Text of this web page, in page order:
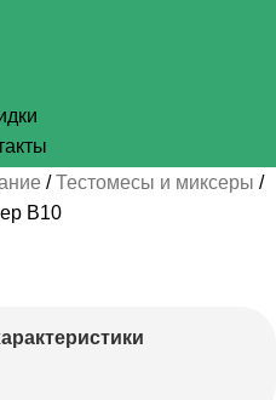
Тестомесы и миксеры
В10